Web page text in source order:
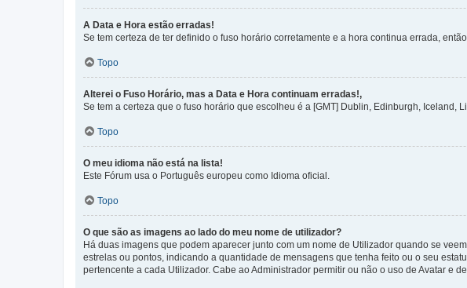
A Data e Hora estão erradas!
Se tem certeza de ter definido o fuso horário corretamente e a hora continua errada,
Topo
Alterei o Fuso Horário, mas a Data e Hora continuam erradas!,
Se tem a certeza que o fuso horário que escolheu é a [GMT] Dublin, Edinburgh,
Topo
O meu idioma não está na lista!
Este Fórum usa o Português europeu como Idioma oficial.
Topo
O que são as imagens ao lado do meu nome de utilizador?
Há duas imagens que podem aparecer junto com um nome de Utilizador quando se
estrelas ou pontos, indicando a quantidade de mensagens que tenha feito ou o seu
pertencente a cada Utilizador. Cabe ao Administrador permitir ou não o uso de Avatar e